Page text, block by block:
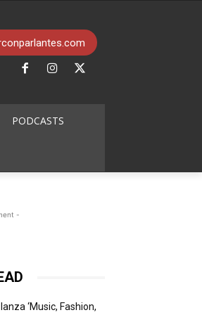
PODCASTS
-
‘Music, Fashion,